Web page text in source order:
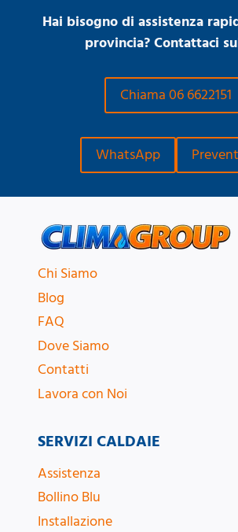
Hai bisogno di assistenza
provincia? Contattaci
Chiama 06 6622151
WhatsApp
Chi Siamo
Blog
FAQ
Dove Siamo
Contatti
Lavora con Noi
SERVIZI CALDAIE
Assistenza
Bollino Blu
Installazione